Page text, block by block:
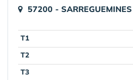
57200 - SARREGUEMINES
T1
T2
T3